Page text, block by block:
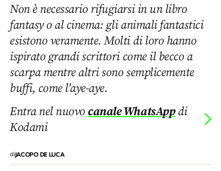
Non è necessario rifugiarsi in un libro
fantasy o al cinema: gli animali fantastici
esistono veramente. Molti di loro hanno
ispirato grandi scrittori come il becco a
scarpa mentre altri sono semplicemente
buffi, come l'aye-aye.
Entra nel nuovocanale WhatsAppdi
Kodami
diJACOPO DE LUCA